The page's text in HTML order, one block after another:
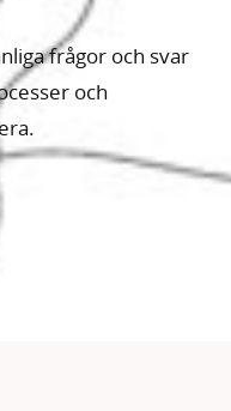
frågor och svar
och